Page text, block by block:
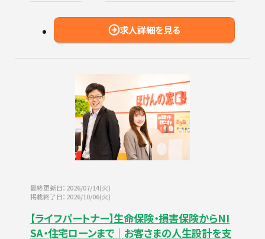
求人詳細を見る
最終更新日：2026/07/14(火)
掲載終了日：2026/10/06(火)
【ライフパートナー】生命保険・損害保険からNI
SA・住宅ローンまで｜お客さまの人生設計を支